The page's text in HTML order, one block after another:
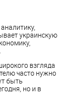
украинскую
взгляда
часто нужно
быть
но и в